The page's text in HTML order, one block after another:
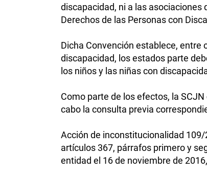
discapacidad, ni a las asociaciones
Derechos de las Personas con
Dicha Convención establece, entre
discapacidad, los estados parte
los niños y las niñas con
Como parte de los efectos, la
cabo la consulta previa
Acción de inconstitucionalidad
artículos 367, párrafos primero y
entidad el 16 de noviembre de